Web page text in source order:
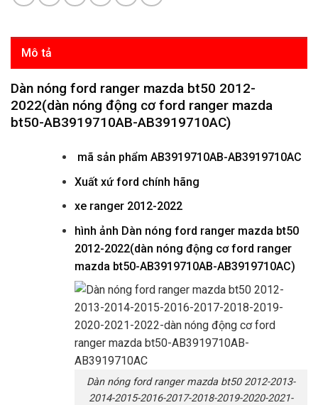
Mô tả
Dàn nóng ford ranger mazda bt50 2012-
2022(dàn nóng động cơ ford ranger mazda
bt50-AB3919710AB-AB3919710AC)
mã sản phẩm AB3919710AB-AB3919710AC
Xuất xứ ford chính hãng
xe ranger 2012-2022
hình ảnh Dàn nóng ford ranger mazda bt50
2012-2022(dàn nóng động cơ ford ranger
mazda bt50-AB3919710AB-AB3919710AC)
Dàn nóng ford ranger mazda bt50 2012-2013-
2014-2015-2016-2017-2018-2019-2020-2021-